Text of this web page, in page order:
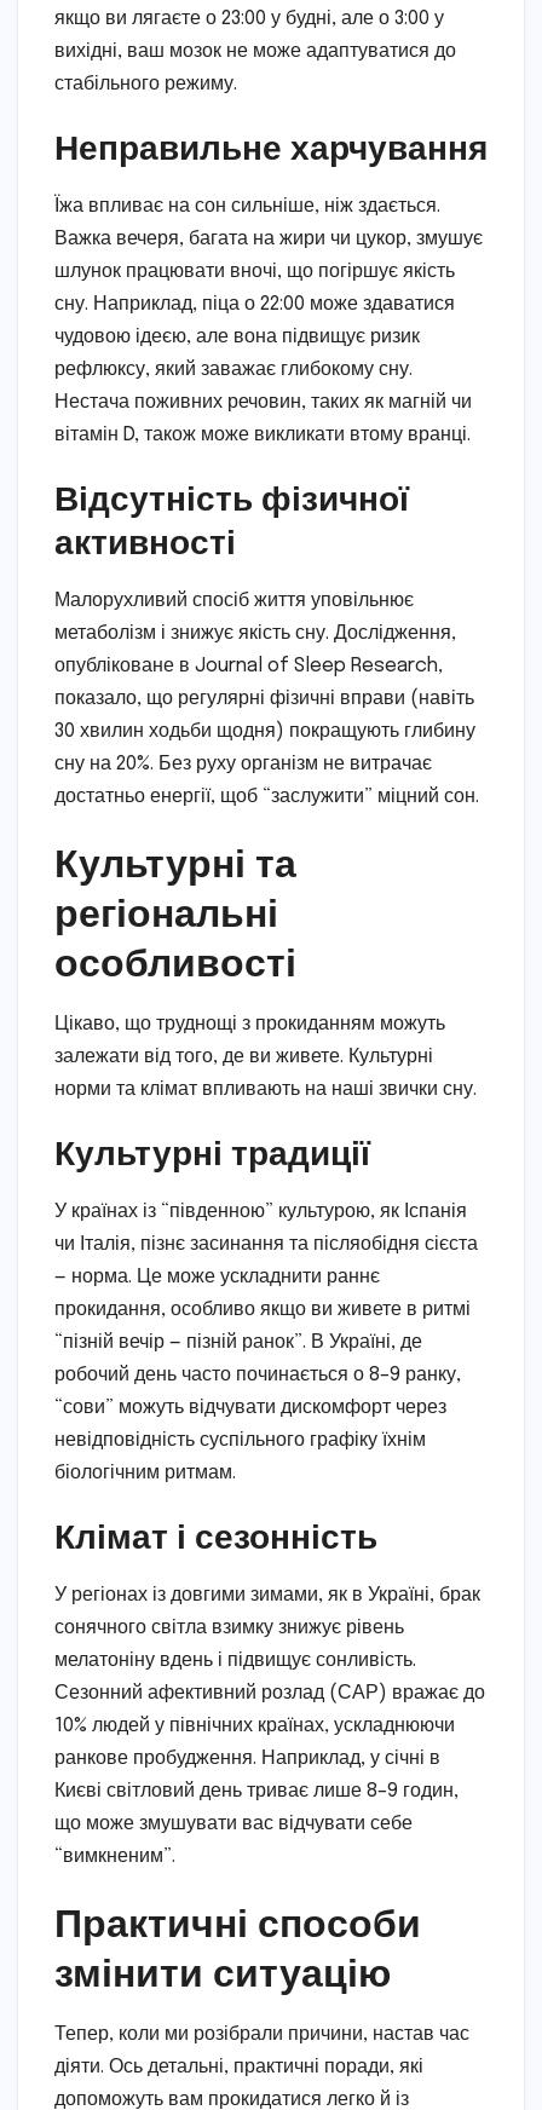
якщо ви лягаєте о 23:00 у будні, але о 3:00 у
вихідні, ваш мозок не може адаптуватися до
стабільного режиму.
Неправильне харчування
Їжа впливає на сон сильніше, ніж здається.
Важка вечеря, багата на жири чи цукор, змушує
шлунок працювати вночі, що погіршує якість
сну. Наприклад, піца о 22:00 може здаватися
чудовою ідеєю, але вона підвищує ризик
рефлюксу, який заважає глибокому сну.
Нестача поживних речовин, таких як магній чи
вітамін D, також може викликати втому вранці.
Відсутність фізичної
активності
Малорухливий спосіб життя уповільнює
метаболізм і знижує якість сну. Дослідження,
опубліковане в Journal of Sleep Research,
показало, що регулярні фізичні вправи (навіть
30 хвилин ходьби щодня) покращують глибину
сну на 20%. Без руху організм не витрачає
достатньо енергії, щоб “заслужити” міцний сон.
Культурні та
регіональні
особливості
Цікаво, що труднощі з прокиданням можуть
залежати від того, де ви живете. Культурні
норми та клімат впливають на наші звички сну.
Культурні традиції
У країнах із “південною” культурою, як Іспанія
чи Італія, пізнє засинання та післяобідня сієста
— норма. Це може ускладнити раннє
прокидання, особливо якщо ви живете в ритмі
“пізній вечір — пізній ранок”. В Україні, де
робочий день часто починається о 8–9 ранку,
“сови” можуть відчувати дискомфорт через
невідповідність суспільного графіку їхнім
біологічним ритмам.
Клімат і сезонність
У регіонах із довгими зимами, як в Україні, брак
сонячного світла взимку знижує рівень
мелатоніну вдень і підвищує сонливість.
Сезонний афективний розлад (САР) вражає до
10% людей у північних країнах, ускладнюючи
ранкове пробудження. Наприклад, у січні в
Києві світловий день триває лише 8–9 годин,
що може змушувати вас відчувати себе
“вимкненим”.
Практичні способи
змінити ситуацію
Тепер, коли ми розібрали причини, настав час
діяти. Ось детальні, практичні поради, які
допоможуть вам прокидатися легко й із